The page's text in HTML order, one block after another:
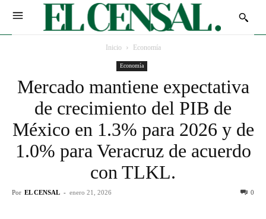
Inicio Economía
Economía
Mercado mantiene expectativa
de crecimiento del PIB de
México en 1.3% para 2026 y de
1.0% para Veracruz de acuerdo
con TLKL.
Por EL CENSAL - enero 21, 2026 0